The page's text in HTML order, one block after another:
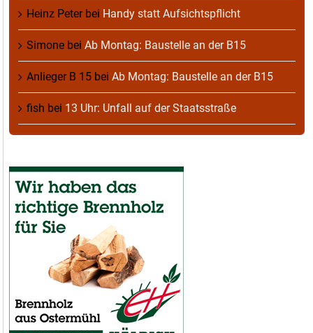
Heinz Peterbei Handy statt Aufsichtspflicht
Simone bei Ab Montag: Baustelle an der B15
Anlieger B 15 bei Ab Montag: Baustelle an der B15
fish bei 13 Uhr: Unfall auf der Staatsstraße